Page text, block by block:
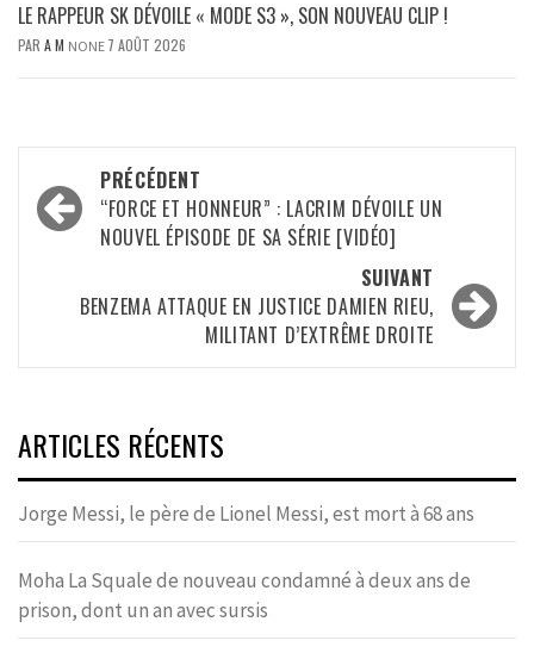
LE RAPPEUR SK DÉVOILE « MODE S3 », SON NOUVEAU CLIP !
PAR A M NONE 7 AOÛT 2026
Navigation
d’article
PRÉCÉDENT
“FORCE ET HONNEUR” : LACRIM DÉVOILE UN
NOUVEL ÉPISODE DE SA SÉRIE [VIDÉO]
SUIVANT
BENZEMA ATTAQUE EN JUSTICE DAMIEN RIEU,
MILITANT D’EXTRÊME DROITE
ARTICLES RÉCENTS
Jorge Messi, le père de Lionel Messi, est mort à 68 ans
Moha La Squale de nouveau condamné à deux ans de
prison, dont un an avec sursis